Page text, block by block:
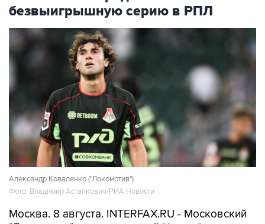
Александр Коваленко ("Локомотив")
Фото: Владимир Астапкович/РИА Новости
Москва. 8 августа. INTERFAX.RU - Московский
0:0 завершили матч третьего тура чемпионата